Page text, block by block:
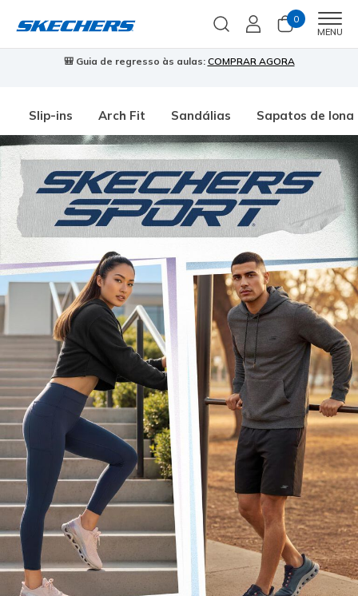
0
MENU
🎒 Guia de regresso às aulas: COMPRAR AGORA
Slip-ins Arch Fit Sandálias Sapatos de lona